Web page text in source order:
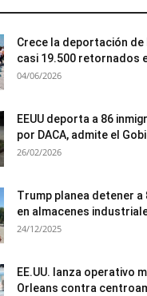
Crece la deportación
casi 19.500 retornados
04/06/2026
EEUU deporta a 86
por DACA, admite el
26/02/2026
Trump planea detener a
en almacenes
24/12/2025
EE.UU. lanza operativo
Orleans contra